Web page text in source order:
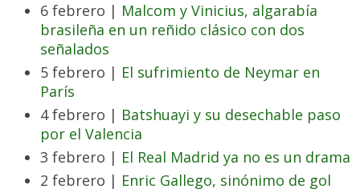
6 febrero | Malcom y Vinicius, algarabía
brasileña en un reñido clásico con dos
señalados
5 febrero | El sufrimiento de Neymar en
París
4 febrero | Batshuayi y su desechable paso
por el Valencia
3 febrero | El Real Madrid ya no es un drama
2 febrero | Enric Gallego, sinónimo de gol